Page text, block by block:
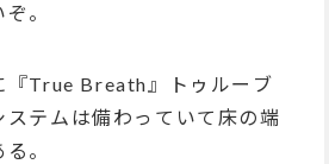
。
『True Breath』トゥルーブ
ステムは備わっていて床の端
。